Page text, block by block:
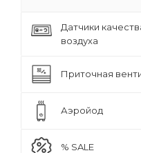
Датчики
воздуха
Приточная
Аэройод
% SALE